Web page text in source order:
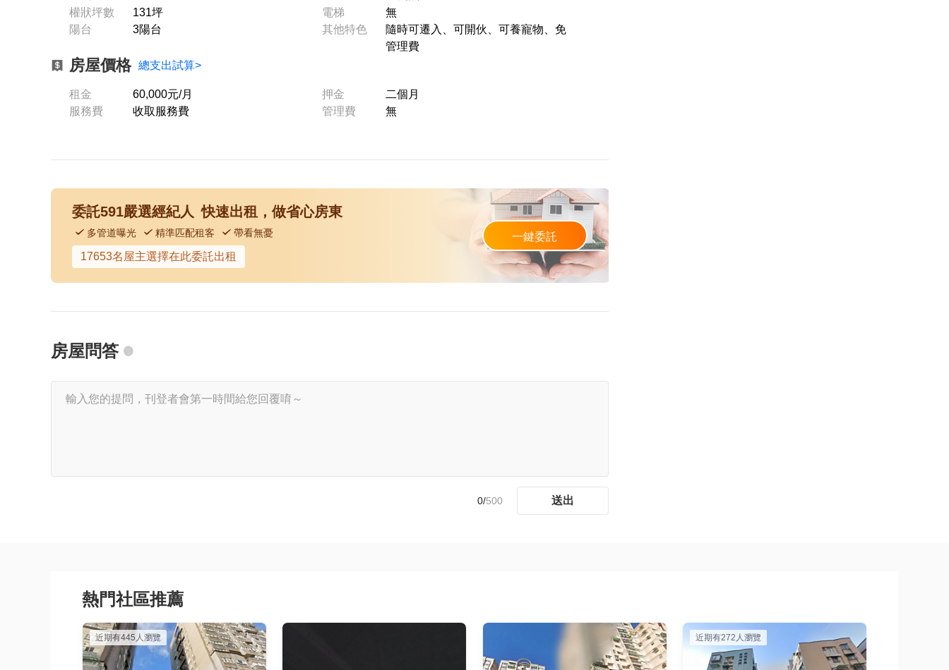
------------------------------------------
企業社會責任、實現居住正義
=代租、代管、裝潢修繕、包租=
【兆基屋管股份有限公司基隆分公司】
📌地址：基隆市中山區復興路211之1號
📌經紀人：呂理聖(98)北市經證字第00315號
📌營業員：呂沛然(110)登字第402910號(換發)
權狀坪數
131坪 電梯
無
陽台
3陽台 其他特色
隨時可遷入、可開伙、可養寵物、免
管理費
房屋價格 總支出試算>
租金 60,000元/月 押金
二個月
服務費
收取服務費 管理費 無
委託591嚴選經紀人 快速出租 ，做省心房東
一鍵委託
多管道曝光 精準匹配租客 帶看無憂
17653名屋主選擇在此委託出租
房屋問答
送出
0/500
熱門社區推薦
近期有445人瀏覽 近期有272人瀏覽